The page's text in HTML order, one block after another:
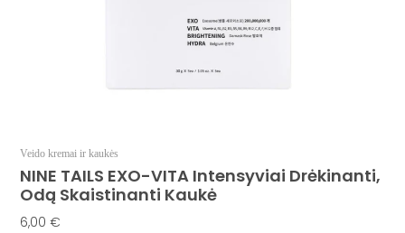
Veido kremai ir kaukės
NINE TAILS EXO-VITA Intensyviai Drėkinanti,
Odą Skaistinanti Kaukė
6,00€